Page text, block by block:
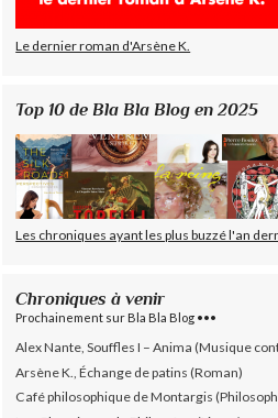
Le dernier roman d'Arsène K.
Top 10 de Bla Bla Blog en 2025
Les chroniques ayant les plus buzzé l'an
Chroniques à venir
Prochainement sur Bla Bla Blog •••
Alex Nante, Souffles I – Anima (Musique
Arsène K., Échange de patins (Roman)
Café philosophique de Montargis